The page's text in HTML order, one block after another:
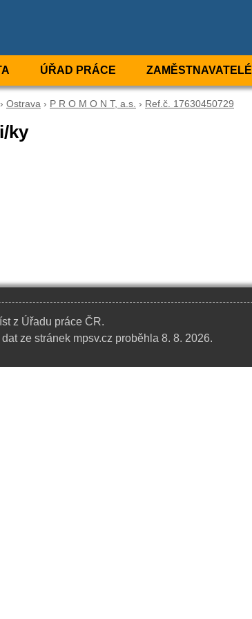
ÚŘAD PRÁCE ZAMĚSTNAVATELÉ
› Ostrava › P R O M O N T, a.s. › Ref.č. 17630450729
ky
z Úřadu práce ČR.
ze stránek mpsv.cz proběhla 8. 8. 2026.